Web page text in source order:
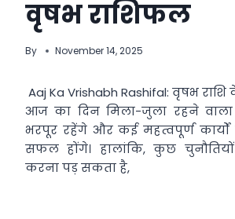
वृषभ राशिफल
By November 14, 2025
Aaj Ka Vrishabh Rashifal: वृषभ
आज का दिन मिला-जुला रहने
भरपूर रहेंगे और कई महत्वपूर्ण
सफल होंगे। हालांकि, कुछ
करना पड़ सकता है,